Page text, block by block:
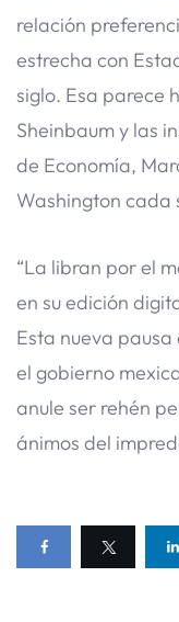
relación
estrecha con
siglo. Esa parece
Sheinbaum y las
de Economía,
Washington cada
“La libran por el
en su edición
Esta nueva
el gobierno
anule ser rehén
ánimos del